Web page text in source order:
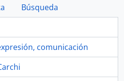
Búsqueda
comunicación